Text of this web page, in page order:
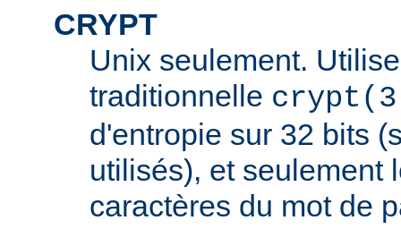
CRYPT
Unix seulement.
traditionnelle
d'entropie sur 32 bits
utilisés), et seulement
caractères du mot de